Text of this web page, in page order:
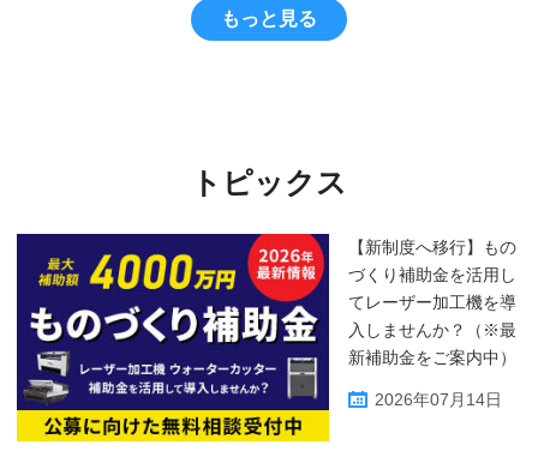
もっと見る
トピックス
【新制度へ移行】もの
づくり補助金を活用し
てレーザー加工機を導
入しませんか？（※最
新補助金をご案内中）
2026年07月14日